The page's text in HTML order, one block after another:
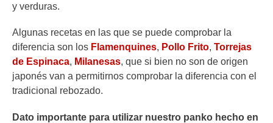
y verduras.
Algunas recetas en las que se puede comprobar la
diferencia son los Flamenquines, Pollo Frito, Torrejas
de Espinaca, Milanesas, que si bien no son de origen
japonés van a permitirnos comprobar la diferencia con el
tradicional rebozado.
Dato importante para utilizar nuestro panko hecho en